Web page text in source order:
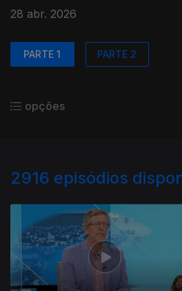
28 abr. 2026
PARTE 1 PARTE 2
opções
2916 episódios